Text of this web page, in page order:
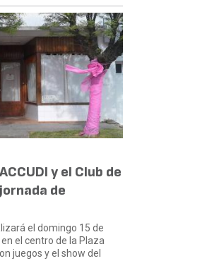
y el Club de
de
el domingo 15 de
el centro de la Plaza
juegos y el show del